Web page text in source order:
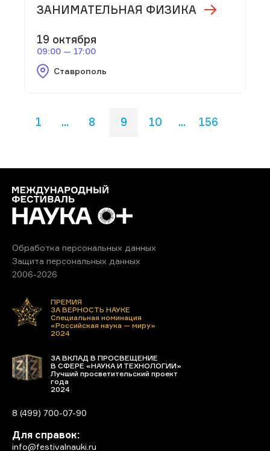
ЗАНИМАТЕЛЬНАЯ ФИЗИКА
19 октября
09:00 — 17:00
Ставрополь
1 ... 8 9 10 ... 156
Обработка персональных данных
Защита персональных данных
2006-2026
ПРЕМИЯ
ЗА ВЕРНОСТЬ НАУКЕ
Специальная номинация
«Российская наука — миру»
2024
ЗА ВКЛАД В ПРОСВЕЩЕНИЕ
В СФЕРЕ «НАУКА И ТЕХНОЛОГИИ»
Лучший просветительский проект
года
2024
8 (499) 700-07-90
Для справок:
info@festivalnauki.ru